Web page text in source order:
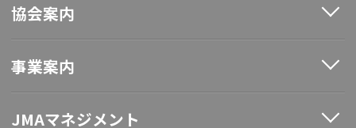
協会案内
事業案内
JMAマネジメント